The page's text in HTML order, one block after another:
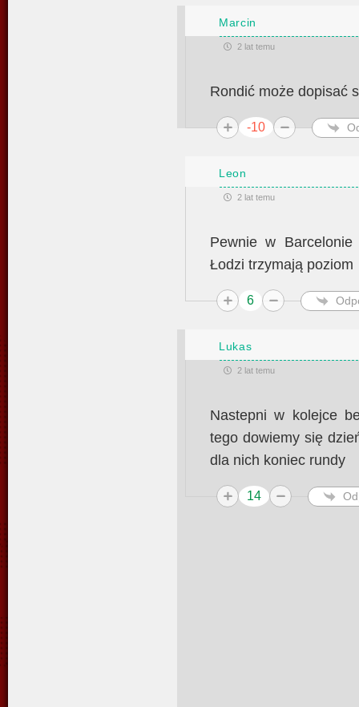
Marcin
2 lat temu
Rondić może dopisać
-10
Leon
2 lat temu
Pewnie w
Łodzi trzymają poziom
6
Lukas
2 lat temu
Nastepni w kolejce
tego dowiemy się
dla nich koniec rundy
14